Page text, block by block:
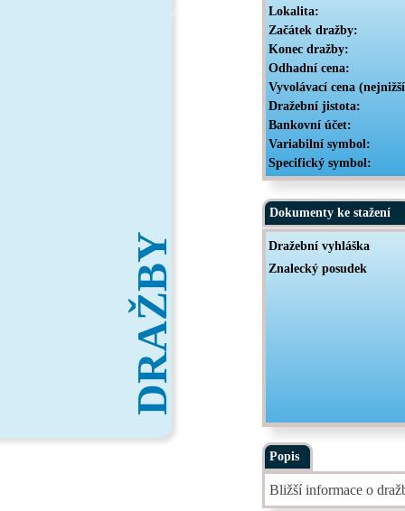
DRAŽBY
Lokalita:
Začátek dražby:
Konec dražby:
Odhadní cena:
Vyvolávací cena
Dražební jistota:
Bankovní účet:
Variabilní symbol:
Specifický symbol:
Dokumenty ke stažení
Dražební vyhláška
Znalecký posudek
Popis
Bližší informace o